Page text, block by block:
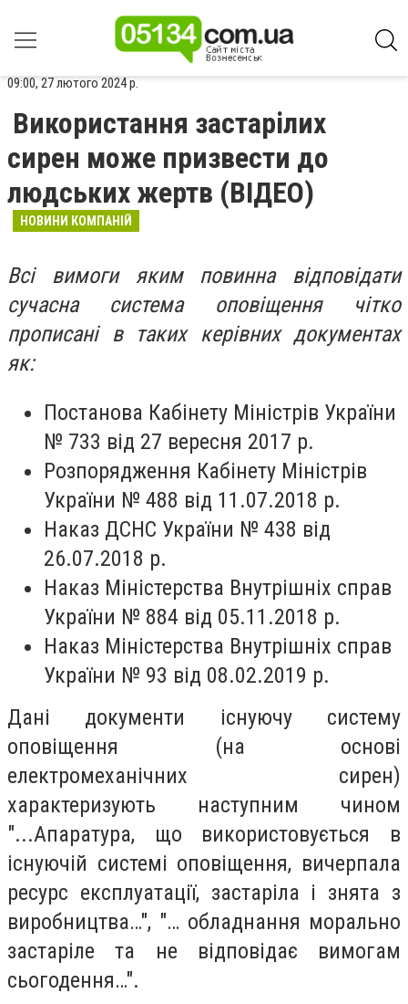
09:00, 27 лютого 2024 р.
Використання застарілих
сирен може призвести до
людських жертв (ВІДЕО)
НОВИНИ КОМПАНІЙ
Всі вимоги яким повинна відповідати
сучасна система оповіщення чітко
прописані в таких керівних документах
як:
Постанова Кабінету Міністрів України
№ 733 від 27 вересня 2017 р.
Розпорядження Кабінету Міністрів
України № 488 від 11.07.2018 р.
Наказ ДСНС України № 438 від
26.07.2018 р.
Наказ Міністерства Внутрішніх справ
України № 884 від 05.11.2018 р.
Наказ Міністерства Внутрішніх справ
України № 93 від 08.02.2019 р.
Дані документи існуючу систему
оповіщення (на основі
електромеханічних сирен)
характеризують наступним чином
"...Апаратура, що використовується в
існуючій системі оповіщення, вичерпала
ресурс експлуатації, застаріла і знята з
виробництва…", "… обладнання морально
застаріле та не відповідає вимогам
сьогодення…".